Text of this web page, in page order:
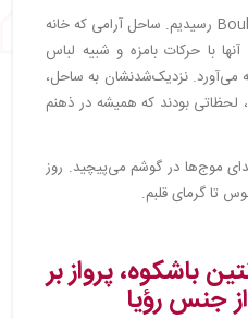
در مسیر برگشت، به Boulders Beach رسیدیم. ساحل آرامی که خانه
با حرکات بامزه و شبیه لباس
نزدیک‌شدنشان به ساحل،
لحظاتی بودند که همیشه در ذهنم
موج‌ها در گوشم می‌پیچید. روز
تا گرمای قلبم.
باشکوه، پرواز بر
جنس رؤیا